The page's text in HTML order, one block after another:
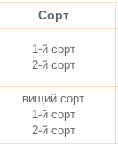
Сорт
1-й сорт
2-й сорт
вищий сорт
1-й сорт
2-й сорт